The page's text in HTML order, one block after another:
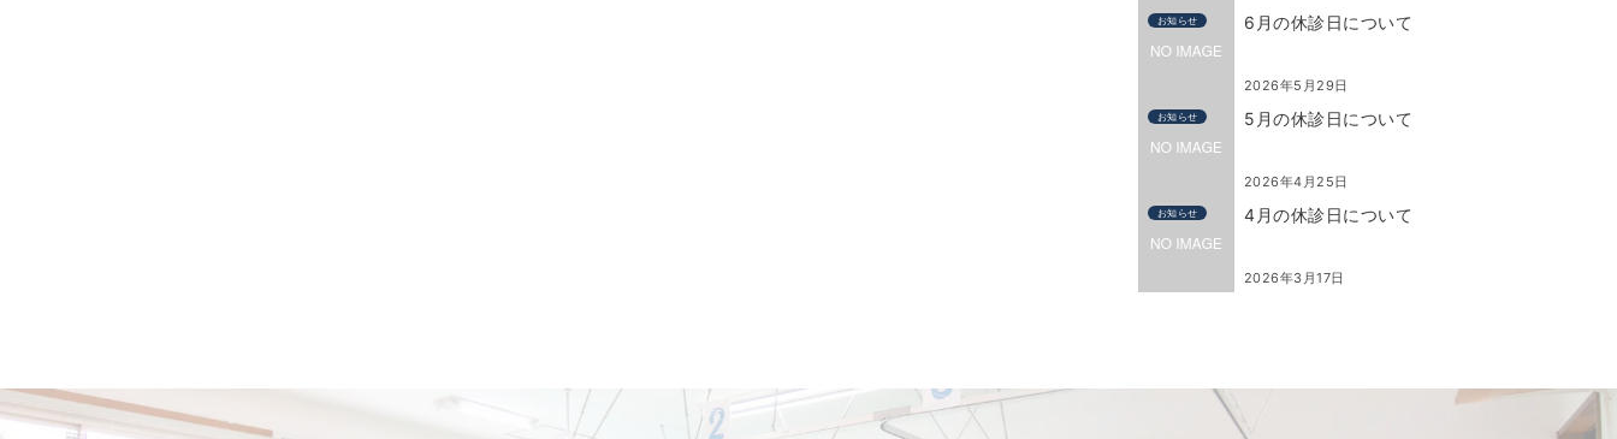
お知らせ 6月の休診日について
2026年5月29日
お知らせ 5月の休診日について
2026年4月25日
お知らせ 4月の休診日について
2026年3月17日